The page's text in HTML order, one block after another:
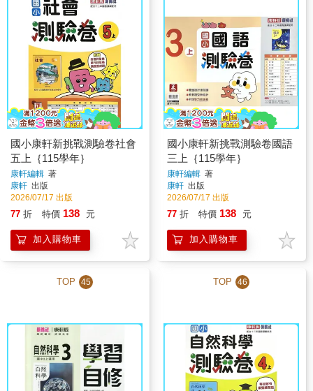
國小康軒新挑戰測驗卷社會
五上｛115學年｝
康軒編輯 著
康軒 出版
2026/07/17 出版
77 折 特價 138 元
加入購物車
國小康軒新挑戰測驗卷國語
三上｛115學年｝
康軒編輯 著
康軒 出版
2026/07/17 出版
77 折 特價 138 元
加入購物車
TOP 45 TOP 46